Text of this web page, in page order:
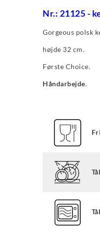
Nr.: 21125 -
Gorgeous polsk
højde 32 cm.
Første Choice.
Håndarbejde.